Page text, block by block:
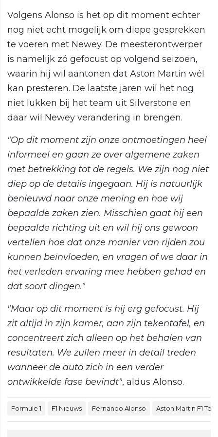
Volgens Alonso is het op dit moment echter
nog niet echt mogelijk om diepe gesprekken
te voeren met Newey. De meesterontwerper
is namelijk zó gefocust op volgend seizoen,
waarin hij wil aantonen dat Aston Martin wél
kan presteren. De laatste jaren wil het nog
niet lukken bij het team uit Silverstone en
daar wil Newey verandering in brengen.
"Op dit moment zijn onze ontmoetingen heel
informeel en gaan ze over algemene zaken
met betrekking tot de regels. We zijn nog niet
diep op de details ingegaan. Hij is natuurlijk
benieuwd naar onze mening en hoe wij
bepaalde zaken zien. Misschien gaat hij een
bepaalde richting uit en wil hij ons gewoon
vertellen hoe dat onze manier van rijden zou
kunnen beïnvloeden, en vragen of we daar in
het verleden ervaring mee hebben gehad en
dat soort dingen."
"Maar op dit moment is hij erg gefocust. Hij
zit altijd in zijn kamer, aan zijn tekentafel, en
concentreert zich alleen op het behalen van
resultaten. We zullen meer in detail treden
wanneer de auto zich in een verder
ontwikkelde fase bevindt", aldus Alonso.
Formule 1 F1 Nieuws Fernando Alonso Aston Martin F1